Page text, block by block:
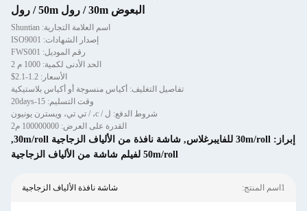
البعوض 30m / رول 50m / رول
اسم العلامة التجارية: Shuntian
إصدار الشهادات: ISO9001
رقم الموديل: FWS001
الحد الأدنى لكمية: 1000 م 2
الأسعار: 1.2-2.1$
تفاصيل التغليف: أكياس منسوجة أو أكياس بلاستيكية
وقت التسليم: 15-20days
شروط الدفع: ل / c، / تي تي، ويسترن يونيون
القدرة على العرض: 100000000 م2
إبراز: 30m/roll للفايبرغلاس , شاشة نافذة من الألياف الزجاجية 30m/roll
,
50m/roll لفيلم شاشة من الألياف الزجاجية
1اسم المنتج: شاشة نافذة الألياف الزجاجية